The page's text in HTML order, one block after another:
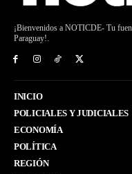
¡Bienvenidos a NOTICDE- Tu
Paraguay!.
INICIO
POLICIALES Y JUDICIALES
ECONOMÍA
POLÍTICA
REGIÓN